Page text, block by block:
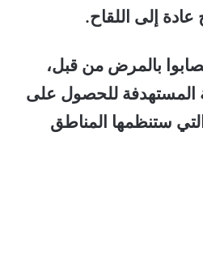
عادة إلى اللقاح.
بالمرض من قبل،
المستهدفة للحصول على
ستنظمها المناطق